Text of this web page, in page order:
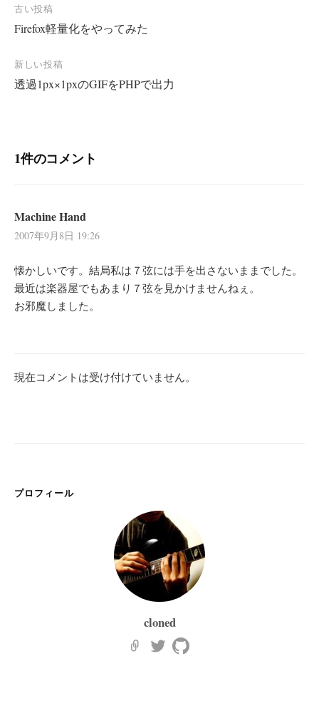
投
稿
ナ
ビ
ゲ
ョ
古い投稿
Firefox軽量化をやってみた
新しい投稿
透過1px×1pxのGIFをPHPで出力
1件のコメント
Machine Hand
2007年9月8日 19:26
懐かしいです。結局私は７弦には手を出さないままでした。
最近は楽器屋でもあまり７弦を見かけませんねぇ。
お邪魔しました。
現在コメントは受け付けていません。
プロフィール
cloned